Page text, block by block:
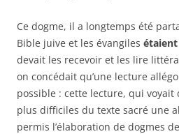
Ce dogme, il a longtemps été
Bible juive et les évangiles étaient
devait les recevoir et les lire
on concédait qu’une lecture
possible : cette lecture, qui voyait
plus difficiles du texte sacré une
permis l’élaboration de dogmes